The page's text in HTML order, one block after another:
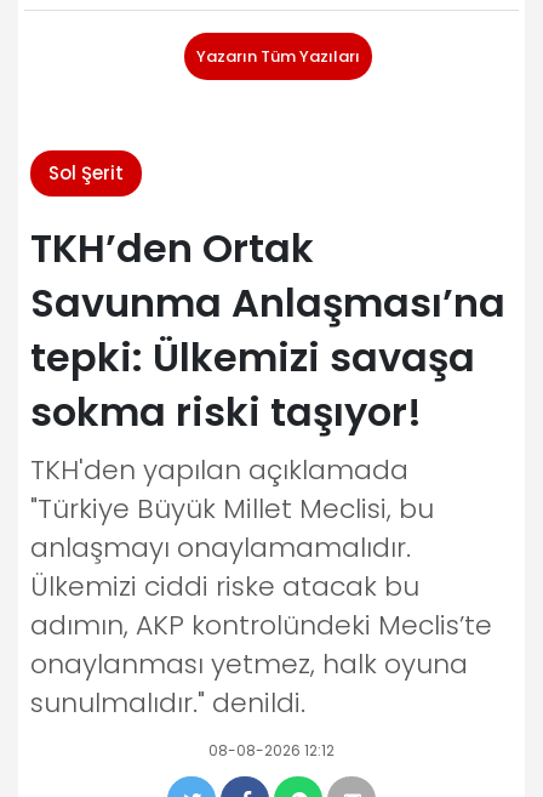
Yazarın Tüm Yazıları
Sol Şerit
TKH’den Ortak
Savunma Anlaşması’na
tepki: Ülkemizi savaşa
sokma riski taşıyor!
TKH'den yapılan açıklamada
"Türkiye Büyük Millet Meclisi, bu
anlaşmayı onaylamamalıdır.
Ülkemizi ciddi riske atacak bu
adımın, AKP kontrolündeki Meclis’te
onaylanması yetmez, halk oyuna
sunulmalıdır." denildi.
08-08-2026 12:12